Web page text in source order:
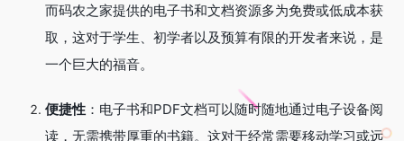
而码农之家提供的电子书和文档资源多为免费或低成本获
取，这对于学生、初学者以及预算有限的开发者来说，是
一个巨大的福音。
便捷性 ：电子书和PDF文档可以随时随地通过电子设备阅
读，无需携带厚重的书籍。这对于经常需要移动学习或远